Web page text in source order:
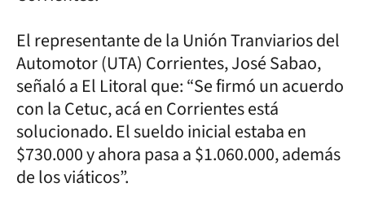
El representante de la Unión Tranviarios del
Automotor (UTA) Corrientes, José Sabao,
señaló a El Litoral que: “Se firmó un acuerdo
con la Cetuc, acá en Corrientes está
solucionado. El sueldo inicial estaba en
$730.000 y ahora pasa a $1.060.000, además
de los viáticos”.